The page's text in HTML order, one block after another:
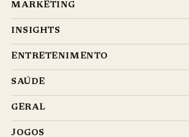
MARKETING
INSIGHTS
ENTRETENIMENTO
SAÚDE
GERAL
JOGOS